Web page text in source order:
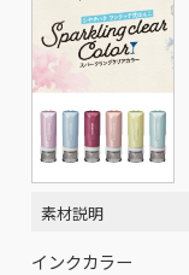
素材説明
インクカラー